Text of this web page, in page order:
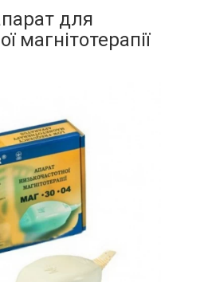
для
магнітотерапії